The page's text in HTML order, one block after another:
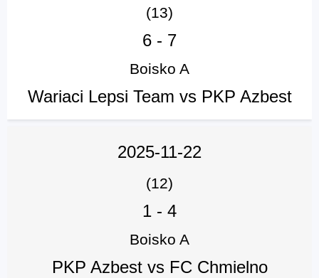
(13)
6 - 7
Boisko A
Wariaci Lepsi Team vs PKP Azbest
2025-11-22
(12)
1 - 4
Boisko A
PKP Azbest vs FC Chmielno